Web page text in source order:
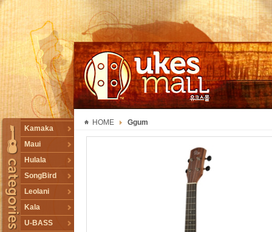
TOGGLE
Kamaka
Maui
Hulala
SongBird
Leolani
Kala
U-BASS
HOME Ggum